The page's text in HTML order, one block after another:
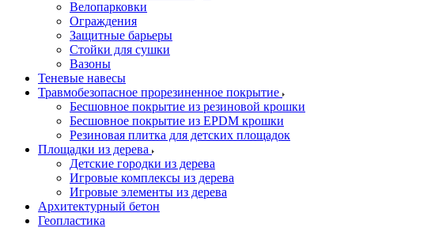
Велопарковки
Ограждения
Защитные барьеры
Стойки для сушки
Вазоны
Теневые навесы
Травмобезопасное прорезиненное покрытие
Бесшовное покрытие из резиновой крошки
Бесшовное покрытие из EPDM крошки
Резиновая плитка для детских площадок
Площадки из дерева
Детские городки из дерева
Игровые комплексы из дерева
Игровые элементы из дерева
Архитектурный бетон
Геопластика